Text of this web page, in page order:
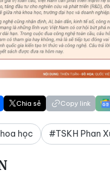
Chia sẻ Copy link
học #TSKH Phan